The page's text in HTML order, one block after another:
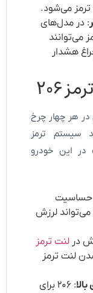
می‌شود.
: در مدل‌های
می‌توانند
هشدار
۲۰۶
در هر چهار چرخ
سیستم ترمز
در این خودرو
حساسیت
لنت می‌تواند لرزش
در لنت ترمز
لنت ترمز
: ۲۰۶ برای